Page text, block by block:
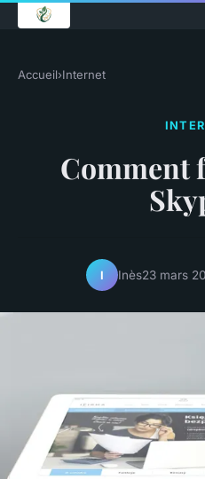
Accueil›Internet
Comment
I Inès23 mars